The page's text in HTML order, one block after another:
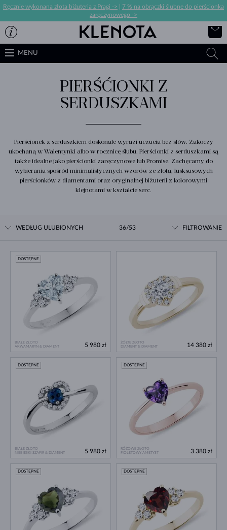
Ręcznie wykonana złota biżuteria z Pragi ->
7 % na obrączki ślubne do pierścionka
zaręczynowego ->
MENU
PIERŚĆIONKI Z
SERDUSZKAMI
Pierścionek z serduszkiem doskonale wyrazi uczucia bez słów. Zakoczy
ukochaną w Walentynki albo w rocznicę ślubu. Pierścionki z serduszkami są
także idealne jako pierścionki zaręczynowe lub Promise. Zachęcamy do
wybierania spośród minimalistycznych wzorów ze złota, lusksusowych
pierścionków z diamentami oraz oryginalnej biżuterii z kolorowymi
klejnotami w kształcie serc.
WEDŁUG ULUBIONYCH 36/53 FILTROWANIE
BIAŁE ZŁOTO
AKWAMARYN & DIAMENT
DOSTĘPNE
5 980 zł
ŻÓŁTE ZŁOTO
DIAMENT & DIAMENT
14 380 zł
BIAŁE ZŁOTO
NIEBIESKI SZAFIR & DIAMENT
DOSTĘPNE
5 980 zł
RÓŻOWE ZŁOTO
FIOLETOWY AMETYST
DOSTĘPNE
3 380 zł
DOSTĘPNE DOSTĘPNE